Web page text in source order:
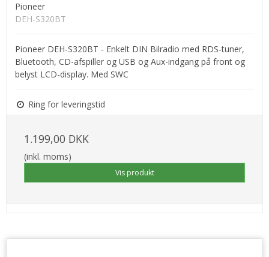
Pioneer
DEH-S320BT
Pioneer DEH-S320BT - Enkelt DIN Bilradio med RDS-tuner,
Bluetooth, CD-afspiller og USB og Aux-indgang på front og
belyst LCD-display. Med SWC
Ring for leveringstid
1.199,00 DKK
(inkl. moms)
Vis produkt